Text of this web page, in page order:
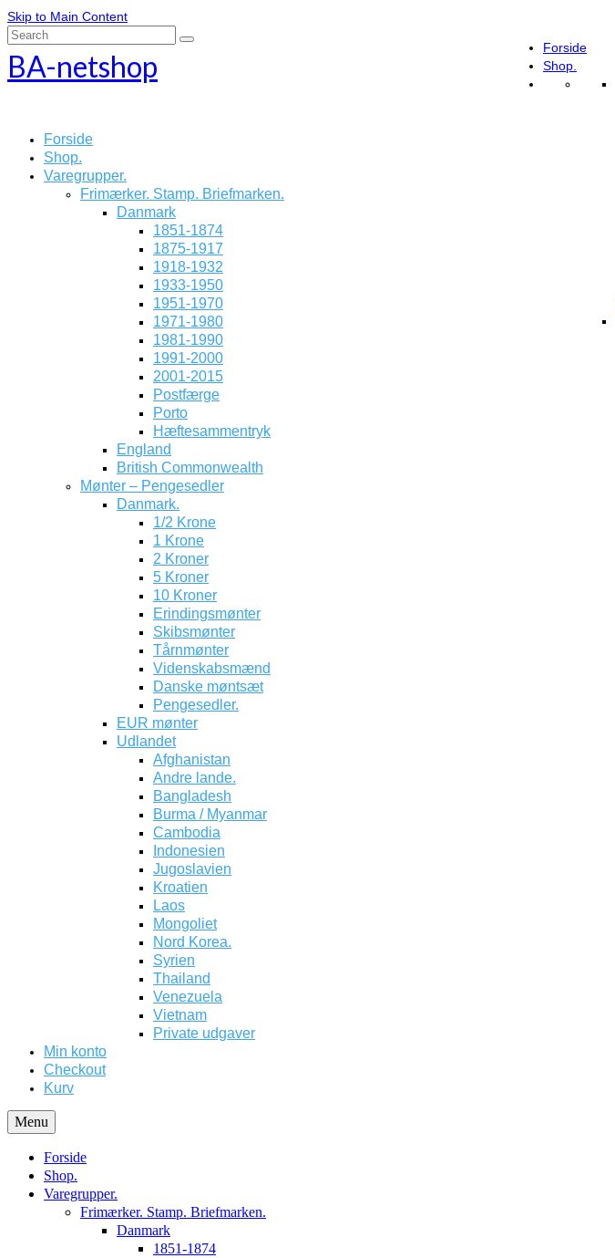
Skip to Main Content
Forside
Shop.
Search
BA-netshop
Forside
Shop.
Varegrupper.
Frimærker. Stamp. Briefmarken.
Danmark
1851-1874
1875-1917
1918-1932
1933-1950
1951-1970
1971-1980
1981-1990
1991-2000
2001-2015
Postfærge
Porto
Hæftesammentryk
England
British Commonwealth
Mønter – Pengesedler
Danmark.
1/2 Krone
1 Krone
2 Kroner
5 Kroner
10 Kroner
Erindingsmønter
Skibsmønter
Tårnmønter
Videnskabsmænd
Danske møntsæt
Pengesedler.
EUR mønter
Udlandet
Afghanistan
Andre lande.
Bangladesh
Burma / Myanmar
Cambodia
Indonesien
Jugoslavien
Kroatien
Laos
Mongoliet
Nord Korea.
Syrien
Thailand
Venezuela
Vietnam
Private udgaver
Min konto
Checkout
Kurv
Menu
Forside
Shop.
Varegrupper.
Frimærker. Stamp. Briefmarken.
Danmark
1851-1874